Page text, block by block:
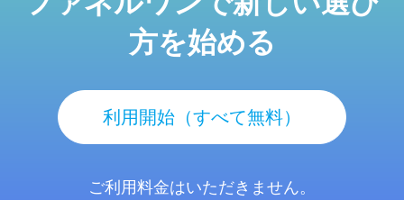
方を始める
利用開始（すべて無料）
ご利用料金はいただきません。